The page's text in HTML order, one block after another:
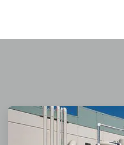
ArticleTile
1